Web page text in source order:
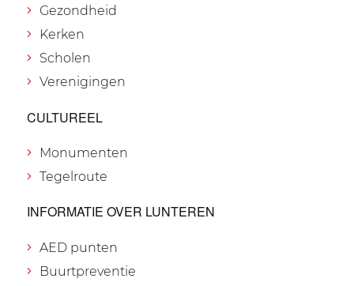
Gezondheid
Kerken
Scholen
Verenigingen
CULTUREEL
Monumenten
Tegelroute
INFORMATIE OVER LUNTEREN
AED punten
Buurtpreventie